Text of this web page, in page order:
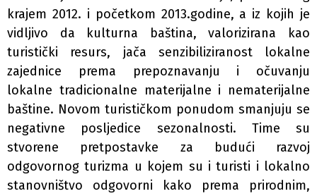
krajem 2012. i početkom 2013.godine, a iz kojih je
vidljivo da kulturna baština, valorizirana kao
turistički resurs, jača senzibiliziranost lokalne
zajednice prema prepoznavanju i očuvanju
lokalne tradicionalne materijalne i nematerijalne
baštine. Novom turističkom ponudom smanjuju se
negativne posljedice sezonalnosti. Time su
stvorene pretpostavke za budući razvoj
odgovornog turizma u kojem su i turisti i lokalno
stanovništvo odgovorni kako prema prirodnim,